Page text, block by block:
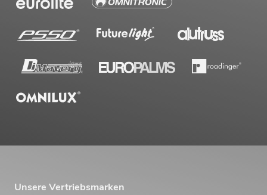
Unsere Vertriebsmarken